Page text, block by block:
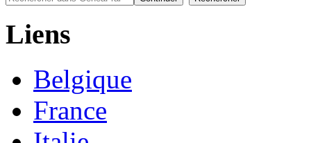
Liens
Belgique
France